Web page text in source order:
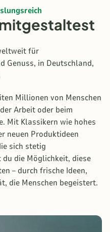
für
Genuss, in Deutschland,
Millionen von Menschen
Arbeit oder beim
Mit Klassikern wie hohes
neuen Produktideen
sich stetig
die Möglichkeit, diese
– durch frische Ideen,
die Menschen begeistert.